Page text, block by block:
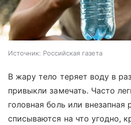
Источник: Российская газета
В жару тело теряет воду в
привыкли замечать. Часто
головная боль или внезапная
списываются на что угодно,